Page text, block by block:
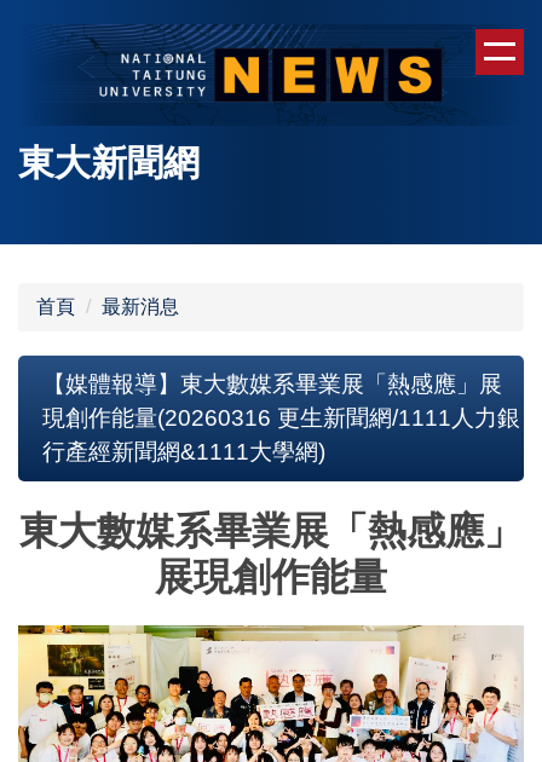
容
東大新聞網
首頁 最新消息
【媒體報導】東大數媒系畢業展「熱感應」展
現創作能量(20260316 更生新聞網/1111人力銀
行產經新聞網&1111大學網)
東大數媒系畢業展「熱感應」
展現創作能量